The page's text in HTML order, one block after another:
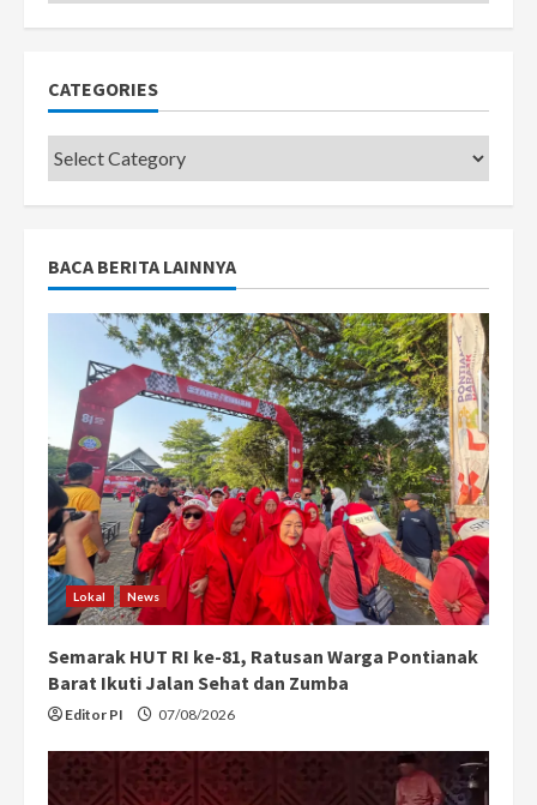
CATEGORIES
Categories
BACA BERITA LAINNYA
Lokal News
Semarak HUT RI ke-81, Ratusan Warga Pontianak
Barat Ikuti Jalan Sehat dan Zumba
Editor PI 07/08/2026